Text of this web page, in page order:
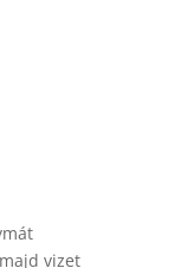
vizet